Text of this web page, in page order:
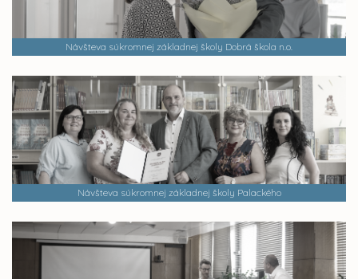
Návšteva súkromnej základnej školy Dobrá škola n.o.
Návšteva súkromnej základnej školy Palackého